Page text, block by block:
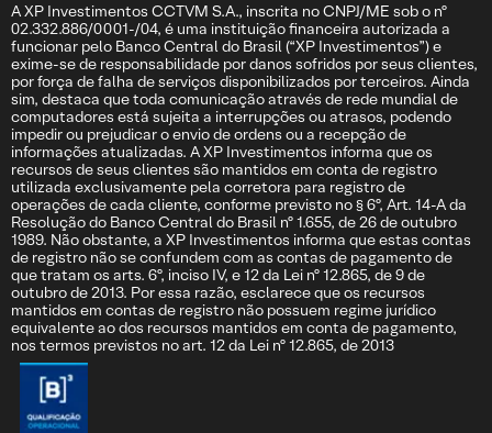
A XP Investimentos CCTVM S.A., inscrita no CNPJ/ME sob o nº
02.332.886/0001-/04, é uma instituição financeira autorizada a
funcionar pelo Banco Central do Brasil (“XP Investimentos”) e
exime-se de responsabilidade por danos sofridos por seus clientes,
por força de falha de serviços disponibilizados por terceiros. Ainda
sim, destaca que toda comunicação através de rede mundial de
computadores está sujeita a interrupções ou atrasos, podendo
impedir ou prejudicar o envio de ordens ou a recepção de
informações atualizadas. A XP Investimentos informa que os
recursos de seus clientes são mantidos em conta de registro
utilizada exclusivamente pela corretora para registro de
operações de cada cliente, conforme previsto no § 6º, Art. 14-A da
Resolução do Banco Central do Brasil nº 1.655, de 26 de outubro
1989. Não obstante, a XP Investimentos informa que estas contas
de registro não se confundem com as contas de pagamento de
que tratam os arts. 6º, inciso IV, e 12 da Lei nº 12.865, de 9 de
outubro de 2013. Por essa razão, esclarece que os recursos
mantidos em contas de registro não possuem regime jurídico
equivalente ao dos recursos mantidos em conta de pagamento,
nos termos previstos no art. 12 da Lei nº 12.865, de 2013